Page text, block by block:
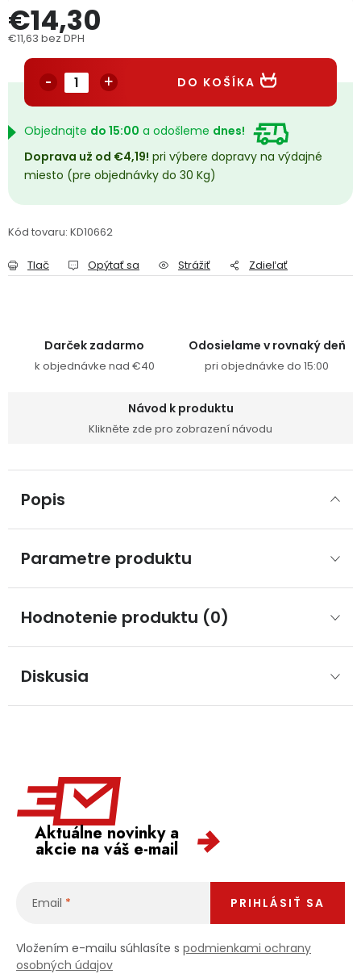
Podmienky ochrany osobných údajov
Přihlášení
€14,30
€11,63 bez DPH
DO KOŠÍKA
Objednajte do 15:00 a odošleme dnes!
Doprava už od €4,19! pri výbere dopravy na výdajné
miesto (pre objednávky do 30 Kg)
Kód tovaru: KD10662
Tlač Opýtať sa Strážiť Zdieľať
Darček zadarmo
k objednávke nad €40
Odosielame v rovnaký deň
pri objednávke do 15:00
Návod k produktu
Klikněte zde pro zobrazení návodu
Popis
Parametre produktu
Hodnotenie produktu (0)
Diskusia
Aktuálne novinky a
akcie na váš e-mail
Email
Vložením e-mailu súhlasíte s podmienkami ochrany
osobných údajov
PRIHLÁSIŤ SA